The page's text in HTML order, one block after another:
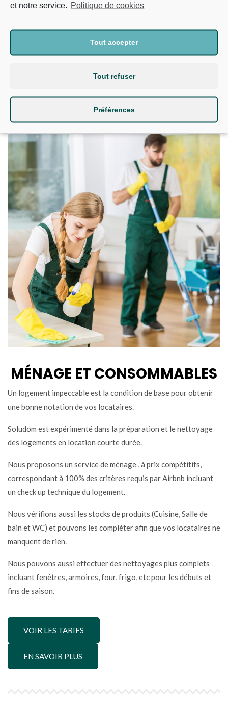
MÉNAGE ET CONSOMMABLES
Un logement impeccable est la condition de base pour obtenir
une bonne notation de vos locataires.
Soludom estexpérimenté dans la préparation et le nettoyage
des logements en location courte durée.
Nous proposons un service de ménage , à prix compétitifs,
correspondant à 100% des critères requis par Airbnb incluant
un check up technique du logement.
Nous vérifions aussi les stocks de produits (Cuisine, Salle de
bain et WC) et pouvons les compléter afin que vos locataires ne
manquent de rien.
Nous pouvons aussi effectuer des nettoyages plus complets
incluant fenêtres, armoires, four, frigo, etc pour les débuts et
fins de saison.
VOIR LES TARIFS
EN SAVOIR PLUS
et notre service. Politique de cookies
Tout accepter
Tout refuser
Préférences